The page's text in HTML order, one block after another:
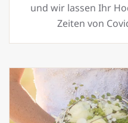
und wir lassen Ihr
Zeiten von